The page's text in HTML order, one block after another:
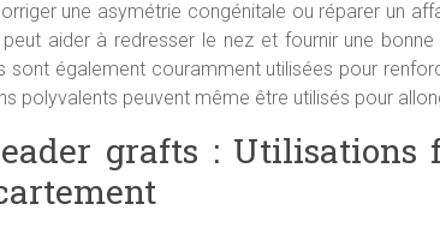
une asymétrie congénitale ou réparer un
aider à redresser le nez et fournir une
sont également couramment utilisées pour
polyvalents peuvent même être utilisés pour
grafts : Utilisations